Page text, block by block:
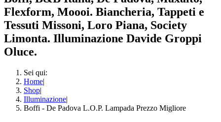
Flexform, Moooi. Biancheria, Tappeti e
Tessuti Missoni, Loro Piana, Society
Limonta. Illuminazione Davide Groppi
Oluce.
Sei qui:
Home|
Shop|
Illuminazione|
Boffi - De Padova L.O.P. Lampada Prezzo Migliore